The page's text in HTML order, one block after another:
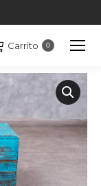
Carrito 0